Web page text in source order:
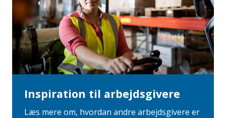
Inspiration til arbejdsgivere
Læs mere om, hvordan andre arbejdsgivere er